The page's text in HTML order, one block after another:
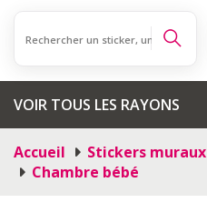
VOIR TOUS LES RAYONS
Accueil Stickers muraux
Chambre bébé